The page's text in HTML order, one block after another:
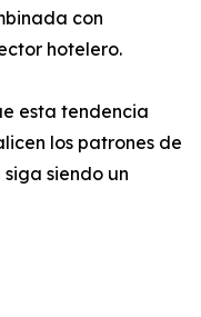
con
hotelero.
esta tendencia
los patrones de
siendo un